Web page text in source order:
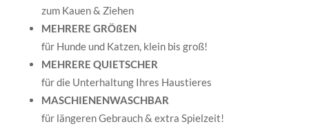
zum Kauen & Ziehen
MEHRERE GRÖßEN
für Hunde und Katzen, klein bis groß!
MEHRERE QUIETSCHER
für die Unterhaltung Ihres Haustieres
MASCHIENENWASCHBAR
für längeren Gebrauch & extra Spielzeit!